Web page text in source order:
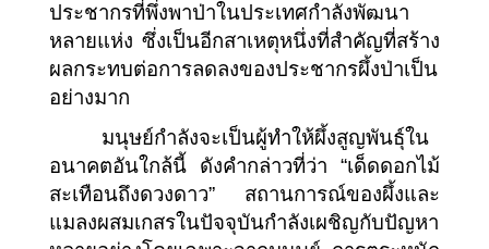
ประชากรที่พึ่งพาป่าในประเทศกำลังพัฒนา
หลายแห่ง ซึ่งเป็นอีกสาเหตุหนึ่งที่สำคัญที่สร้าง
ผลกระทบต่อการลดลงของประชากรผึ้งป่าเป็น
อย่างมาก
มนุษย์กำลังจะเป็นผู้ทำให้ผึ้งสูญพันธุ์ใน
อนาคตอันใกล้นี้ ดังคำกล่าวที่ว่า “เด็ดดอกไม้
สะเทือนถึงดวงดาว” สถานการณ์ของผึ้งและ
แมลงผสมเกสรในปัจจุบันกำลังเผชิญกับปัญหา